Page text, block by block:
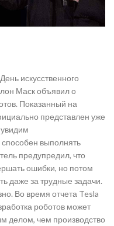
искусственного
Маск объявил о
Показанный на
представлен уже
выполнять
предупредил, что
ошибки, но потом
даже за трудные задачи.
Во время отчета Tesla
роботов может
делом, чем производство